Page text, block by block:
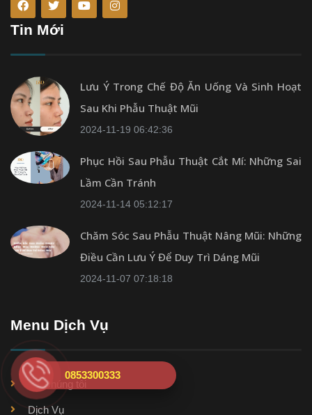
Tin Mới
Lưu Ý Trong Chế Độ Ăn Uống Và Sinh Hoạt
Sau Khi Phẫu Thuật Mũi
2024-11-19 06:42:36
Phục Hồi Sau Phẫu Thuật Cắt Mí: Những Sai
Lầm Cần Tránh
2024-11-14 05:12:17
Chăm Sóc Sau Phẫu Thuật Nâng Mũi: Những
Điều Cần Lưu Ý Để Duy Trì Dáng Mũi
2024-11-07 07:18:18
Menu Dịch Vụ
Về Chúng tôi
Dịch Vụ
0853300333